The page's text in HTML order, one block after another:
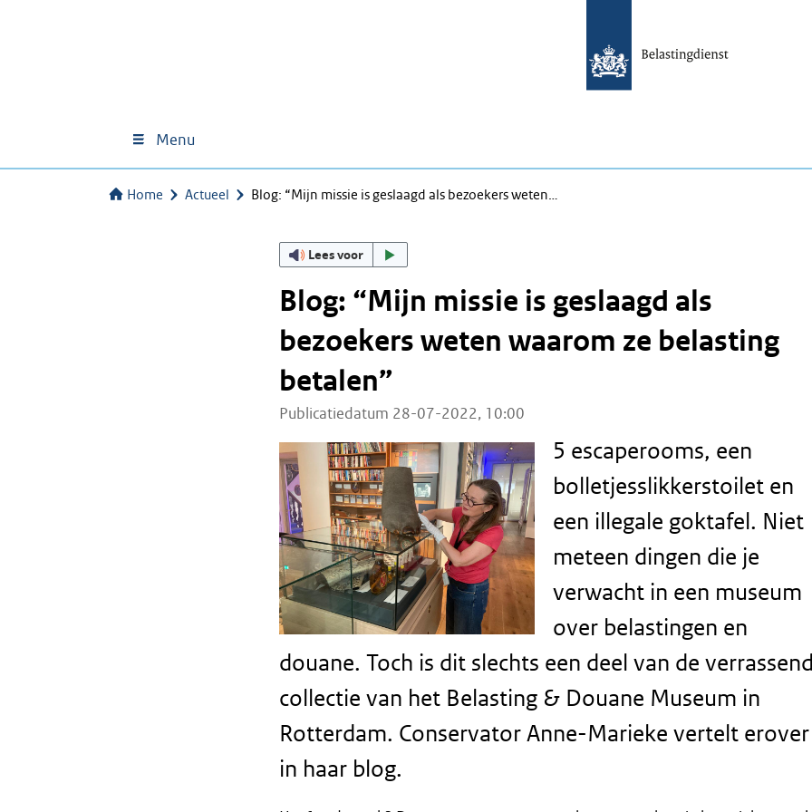
Menu
Home Actueel Blog: “Mijn missie is geslaagd als bezoekers weten…
Lees voor
Blog: “Mijn missie is geslaagd als
bezoekers weten waarom ze belasting
betalen”
Publicatiedatum 28-07-2022, 10:00
5 escaperooms, een
bolletjesslikkerstoilet en
een illegale goktafel. Niet
meteen dingen die je
verwacht in een museum
over belastingen en
douane. Toch is dit slechts een deel van de
collectie van het Belasting & Douane Museum in
Rotterdam. Conservator Anne-Marieke vertelt erover
in haar blog.